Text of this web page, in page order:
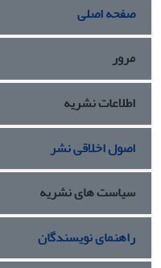
صفحه اصلی
مرور
اطلاعات نشریه
اصول اخلاقی نشر
سیاست های نشریه
راهنمای نویسندگان